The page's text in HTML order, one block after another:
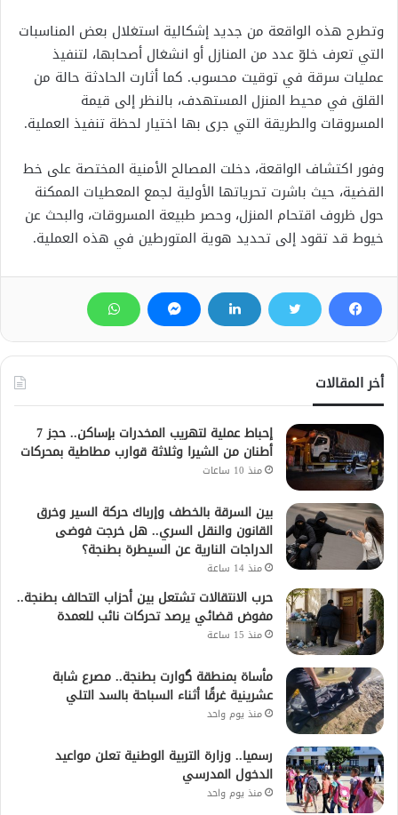
وتطرح هذه الواقعة من جديد إشكالية استغلال بعض المناسبات
التي تعرف خلوّ عدد من المنازل أو انشغال أصحابها، لتنفيذ
عمليات سرقة في توقيت محسوب. كما أثارت الحادثة حالة من
القلق في محيط المنزل المستهدف، بالنظر إلى قيمة
المسروقات والطريقة التي جرى بها اختيار لحظة تنفيذ العملية.
وفور اكتشاف الواقعة، دخلت المصالح الأمنية المختصة على خط
القضية، حيث باشرت تحرياتها الأولية لجمع المعطيات الممكنة
حول ظروف اقتحام المنزل، وحصر طبيعة المسروقات، والبحث عن
خيوط قد تقود إلى تحديد هوية المتورطين في هذه العملية.
أخر المقالات
إحباط عملية لتهريب المخدرات بإساكن.. حجز 7
أطنان من الشيرا وثلاثة قوارب مطاطية بمحركات
منذ 10 ساعات
بين السرقة بالخطف وإرباك حركة السير وخرق
القانون والنقل السري.. هل خرجت فوضى
الدراجات النارية عن السيطرة بطنجة؟
منذ 14 ساعة
حرب الانتقالات تشتعل بين أحزاب التحالف بطنجة..
مفوض قضائي يرصد تحركات نائب للعمدة
منذ 15 ساعة
مأساة بمنطقة گوارت بطنجة.. مصرع شابة
عشرينية غرقًا أثناء السباحة بالسد التلي
منذ يوم واحد
رسميا.. وزارة التربية الوطنية تعلن مواعيد
الدخول المدرسي
منذ يوم واحد